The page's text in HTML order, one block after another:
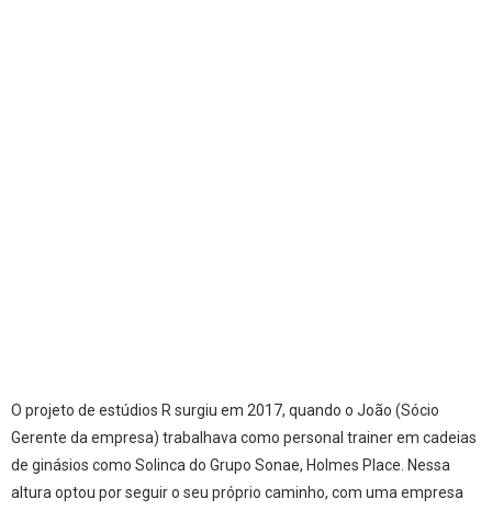
O projeto de estúdios R surgiu em 2017, quando o João (Sócio
Gerente da empresa) trabalhava como personal trainer em cadeias
de ginásios como Solinca do Grupo Sonae, Holmes Place. Nessa
altura optou por seguir o seu próprio caminho, com uma empresa